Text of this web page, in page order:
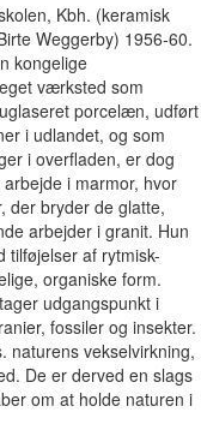
Kbh. (keramisk
Weggerby) 1956-60.
kongelige
værksted som
porcelæn, udført
i udlandet, og som
i overfladen, er dog
i marmor, hvor
der bryder de glatte,
arbejder i granit. Hun
af rytmisk-
organiske form.
udgangspunkt i
fossiler og insekter.
naturens vekselvirkning,
De er derved en slags
om at holde naturen i